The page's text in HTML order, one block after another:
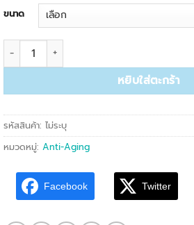
ขนาด
จำนวน AGP 020 Nio Procoll Gel
หยิบใส่ตะกร้า
รหัสสินค้า: ไม่ระบุ
หมวดหมู่: Anti-Aging
Facebook Twitter